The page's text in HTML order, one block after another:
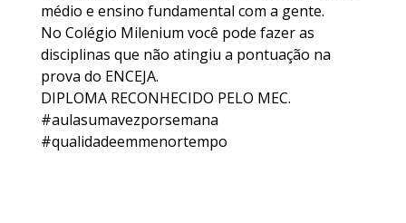
médio e ensino fundamental com a gente.
No Colégio Milenium você pode fazer as
disciplinas que não atingiu a pontuação na
prova do ENCEJA.
DIPLOMA RECONHECIDO PELO MEC.
#aulasumavezporsemana
#qualidadeemmenortempo